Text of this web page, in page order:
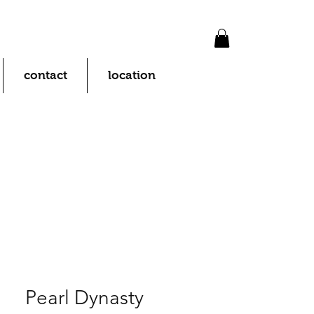
contact location
Pearl Dynasty